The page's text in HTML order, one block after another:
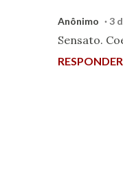
Anônimo 3
Sensato.
RESPONDER